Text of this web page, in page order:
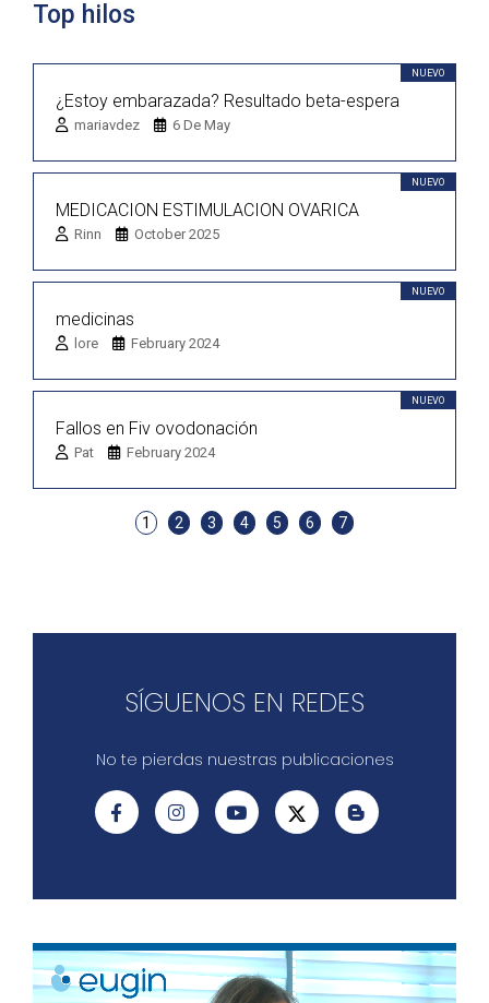
Top hilos
NUEVO
¿Estoy embarazada? Resultado beta-espera
mariavdez 6 De May
NUEVO
MEDICACION ESTIMULACION OVARICA
Rinn October 2025
NUEVO
medicinas
lore February 2024
NUEVO
Fallos en Fiv ovodonación
Pat February 2024
1 2 3 4 5 6 7
SÍGUENOS EN REDES
No te pierdas nuestras publicaciones